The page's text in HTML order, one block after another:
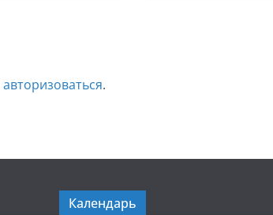
авторизоваться.
Календарь